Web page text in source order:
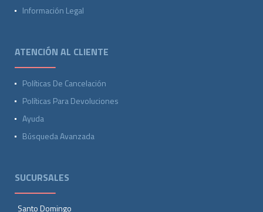
Información Legal
ATENCIÓN AL CLIENTE
Políticas De Cancelación
Políticas Para Devoluciones
Ayuda
Búsqueda Avanzada
SUCURSALES
Santo Domingo